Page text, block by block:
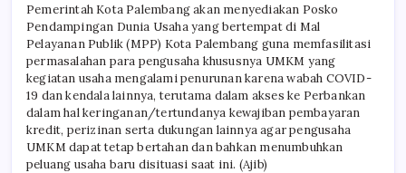
Pemerintah Kota Palembang akan menyediakan Posko
Pendampingan Dunia Usaha yang bertempat di Mal
Pelayanan Publik (MPP) Kota Palembang guna memfasilitasi
permasalahan para pengusaha khususnya UMKM yang
kegiatan usaha mengalami penurunan karena wabah COVID-
19 dan kendala lainnya, terutama dalam akses ke Perbankan
dalam hal keringanan/tertundanya kewajiban pembayaran
kredit, perizinan serta dukungan lainnya agar pengusaha
UMKM dapat tetap bertahan dan bahkan menumbuhkan
peluang usaha baru disituasi saat ini. (Ajib)